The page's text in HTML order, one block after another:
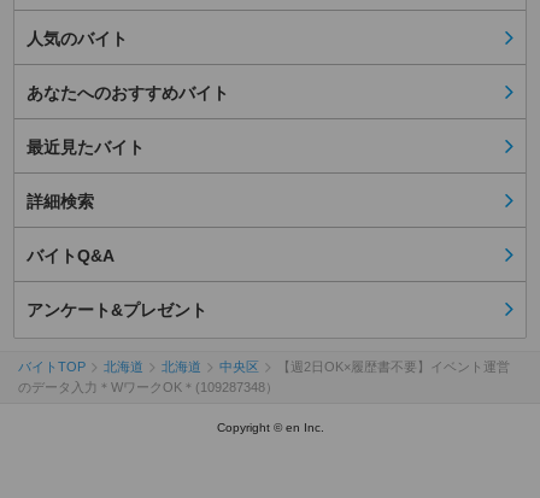
人気のバイト
あなたへのおすすめバイト
最近見たバイト
詳細検索
バイトQ&A
アンケート&プレゼント
バイトTOP 北海道 北海道 中央区
【週2日OK×履歴書不要】イベント運営
のデータ入力＊WワークOK＊(109287348）
Copyright © en Inc.